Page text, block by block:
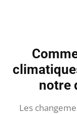
notre
Les